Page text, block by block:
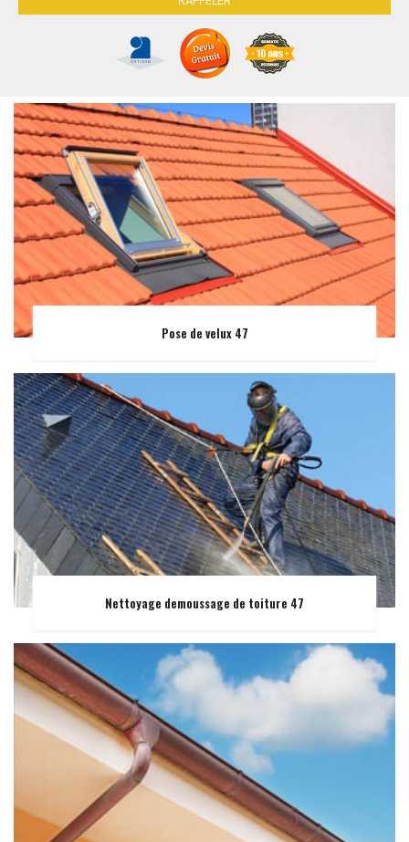
Pose de velux 47
Nettoyage demoussage de toiture 47